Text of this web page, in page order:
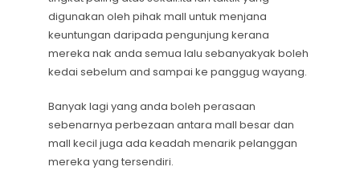
digunakan oleh pihak mall untuk menjana
keuntungan daripada pengunjung kerana
mereka nak anda semua lalu sebanyakyak boleh
kedai sebelum and sampai ke panggug wayang.
Banyak lagi yang anda boleh perasaan
sebenarnya perbezaan antara mall besar dan
mall kecil juga ada keadah menarik pelanggan
mereka yang tersendiri.